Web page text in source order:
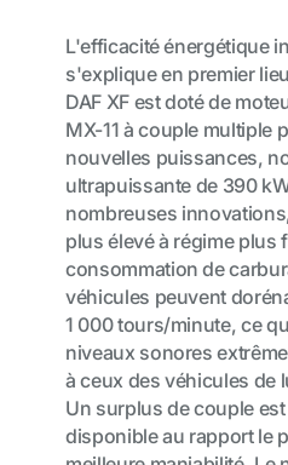
L'efficacité énergétique
s'explique en premier
DAF XF est doté de
MX-11 à couple multiple
nouvelles puissances,
ultrapuissante de 390
nombreuses
plus élevé à régime plus
consommation de
véhicules peuvent
1 000 tours/minute, ce
niveaux sonores
à ceux des véhicules de
Un surplus de couple
disponible au rapport le